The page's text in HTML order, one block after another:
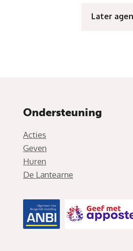
Later
Ondersteuning
Acties
Geven
Huren
De Lantearne